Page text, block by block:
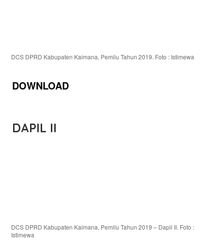
DCS DPRD Kabupaten Kaimana, Pemilu Tahun 2019. Foto : Istimewa
DOWNLOAD
DAPIL II
DCS DPRD Kabupaten Kaimana, Pemilu Tahun 2019 – Dapil II. Foto :
Istimewa